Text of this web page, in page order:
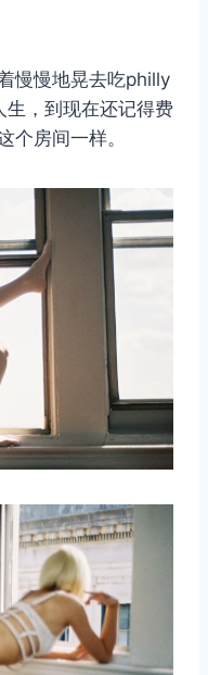
慢慢地晃去吃philly
，到现在还记得费
个房间一样。